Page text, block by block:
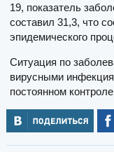
19, показатель
составил 31,3, что
эпидемического
Ситуация по
вирусными
постоянном